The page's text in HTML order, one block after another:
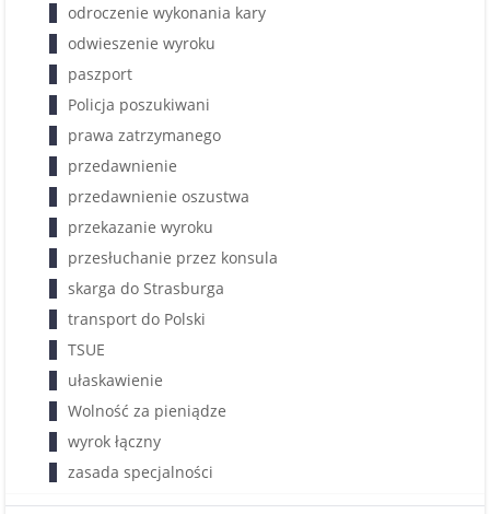
odroczenie wykonania kary
odwieszenie wyroku
paszport
Policja poszukiwani
prawa zatrzymanego
przedawnienie
przedawnienie oszustwa
przekazanie wyroku
przesłuchanie przez konsula
skarga do Strasburga
transport do Polski
TSUE
ułaskawienie
Wolność za pieniądze
wyrok łączny
zasada specjalności